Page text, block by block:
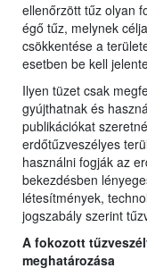
ellenőrzött tűz olyan
égő tűz, melynek
csökkentése a
esetben be kell
Ilyen tüzet csak
gyújthatnak és
publikációkat
erdőtűzveszélyes
használni fogják az
bekezdésben
létesítmények,
jogszabály szerint
A fokozott
meghatározása